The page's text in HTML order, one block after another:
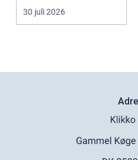
Sverige. Många i S...
30 juli 2026